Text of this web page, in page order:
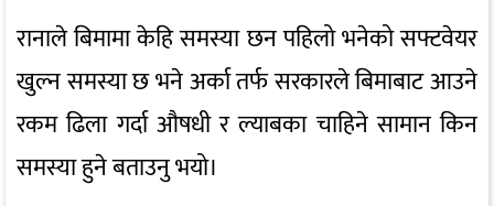
रानाले बिमामा केहि समस्या छन पहिलो भनेको सफ्टवेयर
खुल्न समस्या छ भने अर्का तर्फ सरकारले बिमाबाट आउने
रकम ढिला गर्दा औषधी र ल्याबका चाहिने सामान किन
समस्या हुने बताउनु भयो।